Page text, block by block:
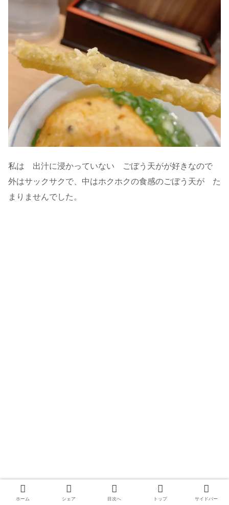
私は 出汁に浸かっていない ごぼう天がが好きなので
外はサックサクで、中はホクホクの食感のごぼう天が た
まりませんでした。
ホーム シェア 目次へ トップ サイドバー